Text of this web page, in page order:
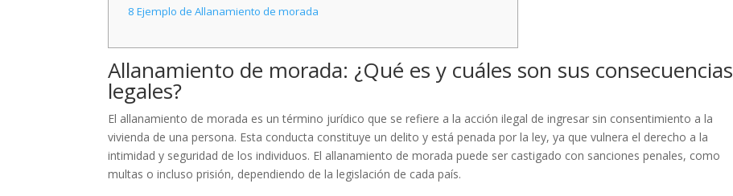
8 Ejemplo de Allanamiento de morada
Allanamiento de morada: ¿Qué es y cuáles son sus consecuencias
legales?
El allanamiento de morada es un término jurídico que se refiere a la acción ilegal de ingresar sin consentimiento a la
vivienda de una persona. Esta conducta constituye un delito y está penada por la ley, ya que vulnera el derecho a la
intimidad y seguridad de los individuos. El allanamiento de morada puede ser castigado con sanciones penales, como
multas o incluso prisión, dependiendo de la legislación de cada país.